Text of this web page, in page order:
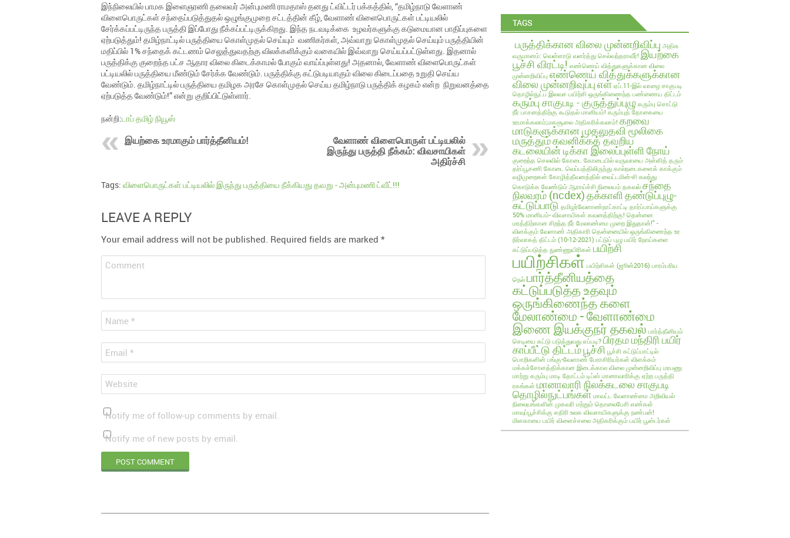
இந்நிலையில் பாமக இளைஞரணி தலைவர் அன்புமணி ராமதாஸ் தனது ட்விட்டர் பக்கத்தில், “தமிழ்நாடு வேளாண்
விளைபொருட்கள் சந்தைப்படுத்துதல் ஒழுங்குமுறை சட்டத்தின் கீழ், வேளாண் விளைபொருட்கள் பட்டியலில்
சேர்க்கப்பட்டிருந்த பருத்தி இப்போது நீக்கப்பட்டிருக்கிறது. இந்த நடவடிக்கை உழவர்களுக்கு கடுமையான பாதிப்புகளை
ஏற்படுத்தும்! தமிழ்நாட்டில் பருத்தியை கொள்முதல் செய்யும் வணிகர்கள், அவ்வாறு கொள்முதல் செய்யும் பருத்தியின்
மதிப்பில் 1% சந்தைக் கட்டணம் செலுத்துவதற்கு விலக்களிக்கும் வகையில் இவ்வாறு செய்யப்பட்டுள்ளது. இதனால்
பருத்திக்கு குறைந்த பட்ச ஆதார விலை கிடைக்காமல் போகும் வாய்ப்புள்ளது! அதனால், வேளாண் விளைபொருட்கள்
பட்டியலில் பருத்தியை மீண்டும் சேர்க்க வேண்டும். பருத்திக்கு கட்டுபடியாகும் விலை கிடைப்பதை உறுதி செய்ய
வேண்டும். தமிழ்நாட்டில் பருத்தியை தமிழக அரசே கொள்முதல் செய்ய தமிழ்நாடு பருத்திக் கழகம் என்ற நிறுவனத்தை
ஏற்படுத்த வேண்டும்!” என்று குறிப்பிட்டுள்ளார்.
நன்றி:டாப் தமிழ் நியூஸ்
இயற்கை உரமாகும் பார்த்தீனியம்!
வேளாண் விளைபொருள் பட்டியலில்
இருந்து பருத்தி நீக்கம்: விவசாயிகள்
அதிர்ச்சி
Tags: விளைபொருட்கள் பட்டியலில் இருந்து பருத்தியை நீக்கியது தவறு - அன்புமணி ட்வீட்!!!
LEAVE A REPLY
Your email address will not be published. Required fields are marked *
Comment
Name *
Email *
Website
Notify me of follow-up comments by email.
Notify me of new posts by email.
TAGS
பருத்திக்கான விலை முன்னறிவிப்பு அதிக
வருமானம்: வெள்ளாடு வளர்த்து செல்வந்தராவீர்! இயற்கை
பூச்சி விரட்டி! எண்ணெய் வித்துகளுக்கான விலை
முன்னறிவிப்பு எண்ணெய் வித்துக்களுக்கான
விலை முன்னறிவுப்புஎள் ஏப்.11-இல் வாழை சாகுபடி
தொழில்நுட்ப இலவச பயிற்சி ஒருங்கிணைந்த பண்ணைய திட்டம்
கரும்பு சாகுபடி - குருத்துப்புழு கரும்பு சொட்டு
நீர் பாசனத்திற்கு கூடுதல் மானியம்! கரும்புத் தோகையை
உரமாக்கலாம்;மகசூலை அதிகரிக்கலாம்! கறவை
மாடுகளுக்கான முதலுதவி மூலிகை
மருத்தும்கவனிக்கத் தவறிய
கடலையின் டிக்கா இலைப்புள்ளி நோய்
குறைந்த செலவில் கோடை கோடையில் வருவாயை அள்ளித் தரும்
தர்ப்பூசணி கோடை வெப்பத்திலிருந்து கால்நடைகளைக் காக்கும்
வழிமுறைகள் கோழித்தீவனத்தில் வைட்டமின்-சி கலந்து
கொடுக்க வேண்டும் ஆராய்ச்சி நிலையம் தகவல் சந்தை
நிலவரம் (ncdex)தக்காளிதண்டுப்புழு-
கட்டுப்பாடு தமிழர்வேளாண்நாட்காட்டி தார்ப்பாய்களுக்கு
50% மானியம்- விவசாயிகள் கவனத்திற்கு! தென்னை
மரத்திற்கான சிறந்த நீர் மேலாண்மை முறை இதுதான்!" -
விளக்கும் வேளாண் அதிகாரி தென்னையில் ஒருங்கிணைந்த உர
நிர்வாகத் திட்டம் (10-12-2021) பட்டுப் புழு பயிர் நோய்களை
கட்டுப்படுத்த நுண்ணுயிரிகள் பயிற்சி
பயிற்சிகள் பயிற்சிகள் (ஜூன்2016) பாரம்பரிய
நெல் பார்த்தீனியத்தை
கட்டுப்படுத்த உதவும்
ஒருங்கிணைந்த களை
மேலாண்மை - வேளாண்மை
இணை இயக்குநர் தகவல் பார்த்தீனியம்
செடியை கட்டு படுத்துவது எப்படி? பிரதம மந்திரி பயிர்
காப்பீட்டு திட்டம்பூச்சி பூச்சி கட்டுப்பாட்டில்
பொறிகளின் பங்கு-வேளாண் பேராசிரியர்கள் விளக்கம்
மக்கச்சோளத்திக்கான இடைக்கால விலை முன்னறிவிப்பு மரபணு
மாற்று கரும்பு மாடி தோட்டம் டிப்ஸ் மானாவாரிக்கு ஏற்ற பருத்தி
ரகங்கள் மானாவாரி நிலக்கடலை சாகுபடி
தொழில்நுட்பங்கள் மாவட்ட வேளாண்மை அறிவியல்
நிலையங்களின் முகவரி மற்றும் தொலைபேசி எண்கள்
மாவுப்பூச்சிக்கு எதிரி உலக விவசாயிகளுக்கு நண்பன்!
மிளகாயை பயிர் விளைச்சலை அதிகரிக்கும் பயிர் பூஸ்டர்கள்